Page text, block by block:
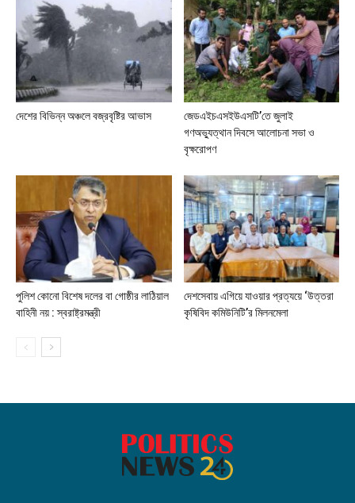
দেশের বিভিন্ন অঞ্চলে বজ্রবৃষ্টির আভাস
জেডএইচএসইউএসটি’তে জুলাই
গণঅভ্যুত্থান দিবসে আলোচনা সভা ও
বৃক্ষরোপণ
পুলিশ কোনো বিশেষ দলের বা গোষ্ঠীর লাঠিয়াল
বাহিনী নয় : স্বরাষ্ট্রমন্ত্রী
দেশসেবায় এগিয়ে যাওয়ার প্রত্যয়ে ‘উত্তরা
কৃষিবিদ কমিউনিটি’র মিলনমেলা